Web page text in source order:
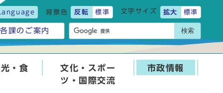
背景色 反転 標準 文字サイズ 拡大 標準
各課のご案内 検索
・食
文化・スポー
ツ・国際交流
市政情報